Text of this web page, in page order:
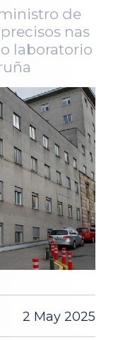
de
nas
laboratorio
2 May 2025